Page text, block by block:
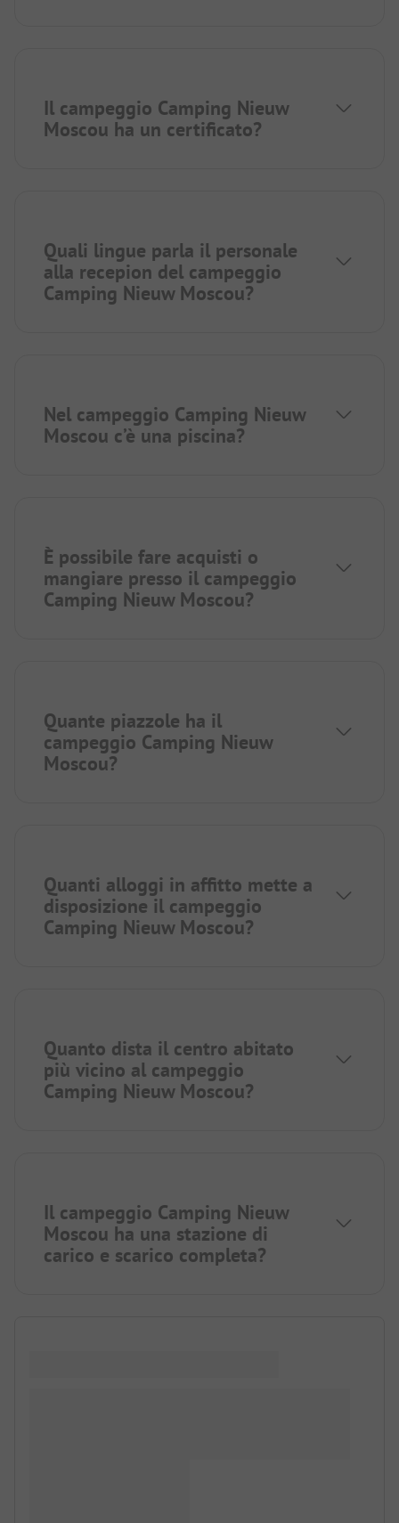
Il campeggio Camping Nieuw
Moscou ha un certificato?
Quali lingue parla il personale
alla recepion del campeggio
Camping Nieuw Moscou?
Nel campeggio Camping Nieuw
Moscou c’è una piscina?
È possibile fare acquisti o
mangiare presso il campeggio
Camping Nieuw Moscou?
Quante piazzole ha il
campeggio Camping Nieuw
Moscou?
Quanti alloggi in affitto mette a
disposizione il campeggio
Camping Nieuw Moscou?
Quanto dista il centro abitato
più vicino al campeggio
Camping Nieuw Moscou?
Il campeggio Camping Nieuw
Moscou ha una stazione di
carico e scarico completa?